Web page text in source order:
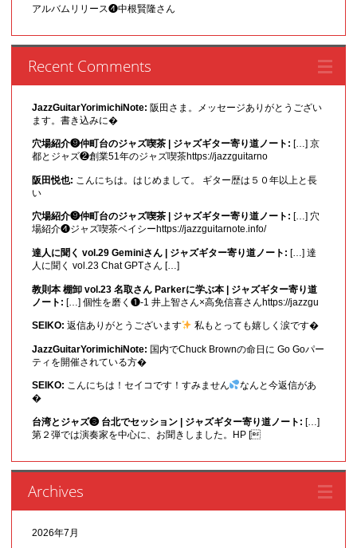
アルバムリリース❹中根賢隆さん
Recent Comments
JazzGuitarYorimichiNote: 阪田さま。メッセージありがとうござい
ます。書き込みに�
穴場紹介❾仲町台のジャズ喫茶 | ジャズギター寄り道ノート: […] 京
都とジャズ❷創業51年のジャズ喫茶https://jazzguitarno
阪田悦也: こんにちは。はじめまして。 ギター歴は５０年以上と長
い
穴場紹介❾仲町台のジャズ喫茶 | ジャズギター寄り道ノート: […] 穴
場紹介❹ジャズ喫茶ベイシーhttps://jazzguitarnote.info/
達人に聞く vol.29 Geminiさん | ジャズギター寄り道ノート: […] 達
人に聞く vol.23 Chat GPTさん […]
教則本 棚卸 vol.23 名取さん Parkerに学ぶ本 | ジャズギター寄り道
ノート: […] 個性を磨く❶-1 井上智さん×高免信喜さんhttps://jazzgu
SEIKO: 返信ありがとうございます 私もとっても嬉しく涙です�
JazzGuitarYorimichiNote: 国内でChuck Brownの命日に Go Goパー
ティを開催されている方�
SEIKO: こんにちは！セイコです！すみません
なんと今返信があ
�
台湾とジャズ❸ 台北でセッション | ジャズギター寄り道ノート: […]
第２弾では演奏家を中心に、お聞きしました。HP [
Archives
2026年7月